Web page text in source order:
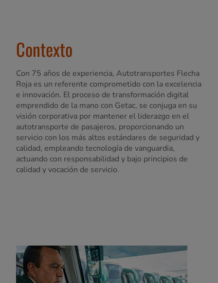
Contexto
Con 75 años de experiencia, Autotransportes Flecha
Roja es un referente comprometido con la excelencia
e innovación. El proceso de transformación digital
emprendido de la mano con Getac, se conjuga en su
visión corporativa por mantener el liderazgo en el
autotransporte de pasajeros, proporcionando un
servicio con los más altos estándares de seguridad y
calidad, empleando tecnología de vanguardia,
actuando con responsabilidad y bajo principios de
calidad y vocación de servicio.